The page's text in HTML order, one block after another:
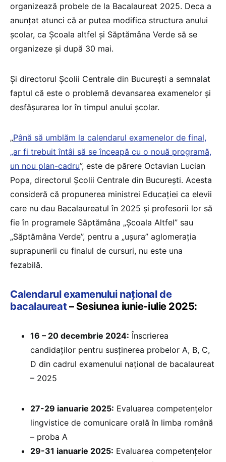
organizează probele de la Bacalaureat 2025. Deca a
anunțat atunci că ar putea modifica structura anului
școlar, ca Școala altfel și Săptămâna Verde să se
organizeze și după 30 mai.
Și directorul Școlii Centrale din București a semnalat
faptul că este o problemă devansarea examenelor și
desfășurarea lor în timpul anului școlar.
„Până să umblăm la calendarul examenelor de final,
„ar fi trebuit întâi să se înceapă cu o nouă programă,
un nou plan-cadru”, este de părere Octavian Lucian
Popa, directorul Școlii Centrale din București. Acesta
consideră că propunerea ministrei Educației ca elevii
care nu dau Bacalaureatul în 2025 și profesorii lor să
fie în programele Săptămâna „Școala Altfel” sau
„Săptămâna Verde”, pentru a „ușura” aglomerația
suprapunerii cu finalul de cursuri, nu este una
fezabilă.
Calendarul examenului național de
bacalaureat – Sesiunea iunie-iulie 2025:
16 – 20 decembrie 2024: Înscrierea
candidaților pentru susținerea probelor A, B, C,
D din cadrul examenului național de bacalaureat
– 2025
27-29 ianuarie 2025: ⁠Evaluarea competențelor
lingvistice de comunicare orală în limba română
– proba A
29-31 ianuarie 2025: Evaluarea competențelor